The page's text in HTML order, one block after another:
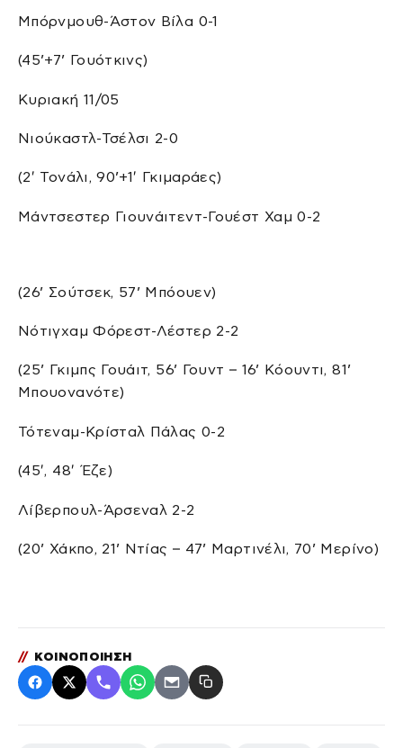
Μπόρνμουθ-Άστον Βίλα 0-1
(45’+7’ Γουότκινς)
Κυριακή 11/05
Νιούκαστλ-Τσέλσι 2-0
(2′ Τονάλι, 90’+1′ Γκιμαράες)
Μάντσεστερ Γιουνάιτεντ-Γουέστ Χαμ 0-2
(26’ Σούτσεκ, 57’ Μπόουεν)
Νότιγχαμ Φόρεστ-Λέστερ 2-2
(25’ Γκιμπς Γουάιτ, 56’ Γουντ – 16’ Κόουντι, 81’
Μπουονανότε)
Τότεναμ-Κρίσταλ Πάλας 0-2
(45′, 48′ Έζε)
Λίβερπουλ-Άρσεναλ 2-2
(20’ Χάκπο, 21’ Ντίας – 47’ Μαρτινέλι, 70’ Μερίνο)
// ΚΟΙΝΟΠΟΙΗΣΗ